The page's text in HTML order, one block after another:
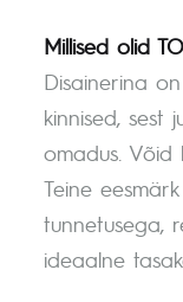
Millised olid
Disainerina
kinnised, sest
omadus. Võid
Teine
tunnetusega,
ideaalne